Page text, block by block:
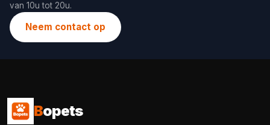
van 10u tot 20u.
Neem contact op
Bopets